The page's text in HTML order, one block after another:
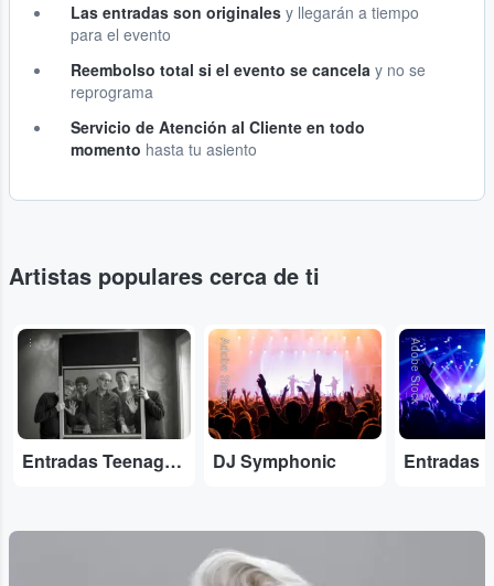
Las entradas son originales y llegarán a tiempo
para el evento
Reembolso total si el evento se cancela y no se
reprograma
Servicio de Atención al Cliente en todo
momento hasta tu asiento
Artistas populares cerca de ti
...
Entradas Teenage Fanclub
Adobe Stock
DJ Symphonic
Adobe Stock
Entradas